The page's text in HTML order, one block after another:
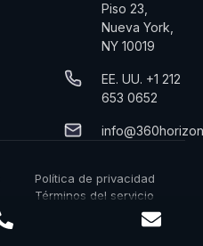
Piso 23,
Nueva York,
NY 10019
EE. UU. +1 212
653 0652
Política de privacidad
Términos del servicio